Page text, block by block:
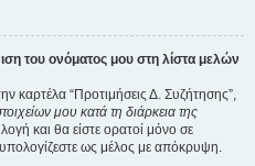
του ονόματος μου στη λίστα μελών
καρτέλα “Προτιμήσεις Δ. Συζήτησης”,
μου κατά τη διάρκεια της
και θα είστε ορατοί μόνο σε
υπολογίζεστε ως μέλος με απόκρυψη.